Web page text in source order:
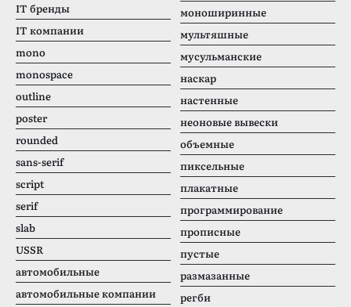
IT бренды
IT компании
mono
monospace
outline
poster
rounded
sans-serif
script
serif
slab
USSR
автомобильные
автомобильные компании
моноширинные
мультяшные
мусульманские
наскар
настенные
неоновые вывески
объемные
пиксельные
плакатные
программирование
прописные
пустые
размазанные
регби